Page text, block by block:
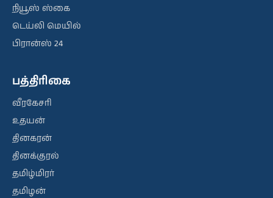
நியூஸ் ஸ்கை
டெய்லி மெயில்
பிரான்ஸ் 24
பத்திரிகை
வீரகேசரி
உதயன்
தினகரன்
தினக்குரல்
தமிழ்மிரர்
தமிழன்